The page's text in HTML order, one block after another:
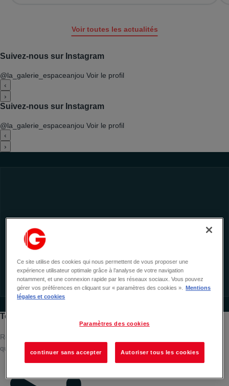
Voir toutes les actualités
Suivez-nous sur Instagram
@la_galerie_espaceanjou Voir le profil
‹
›
Suivez-nous sur Instagram
@la_galerie_espaceanjou Voir le profil
‹
›
Tous les services de votre centre commercial
Retrouvez tous les services pensés pour faciliter votre visite au
quotidien.
Ce site utilise des cookies qui nous permettent de vous proposer une
expérience utilisateur optimale grâce à l’analyse de votre navigation
notamment, et une connexion rapide par les réseaux sociaux. Vous pouvez
gérer vos préférences en cliquant sur « paramètres des cookies ».
Mentions
légales et cookies
Paramètres des cookies
continuer sans accepter Autoriser tous les cookies